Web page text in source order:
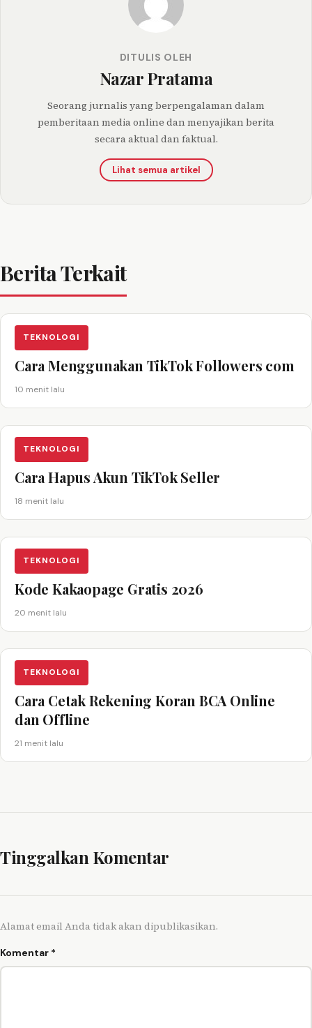
DITULIS OLEH
Nazar Pratama
Seorang jurnalis yang berpengalaman dalam
pemberitaan media online dan menyajikan berita
secara aktual dan faktual.
Lihat semua artikel
Berita Terkait
TEKNOLOGI
Cara Menggunakan TikTok Followers com
10 menit lalu
TEKNOLOGI
Cara Hapus Akun TikTok Seller
18 menit lalu
TEKNOLOGI
Kode Kakaopage Gratis 2026
20 menit lalu
TEKNOLOGI
Cara Cetak Rekening Koran BCA Online
dan Offline
21 menit lalu
Tinggalkan Komentar
Alamat email Anda tidak akan dipublikasikan.
Komentar *